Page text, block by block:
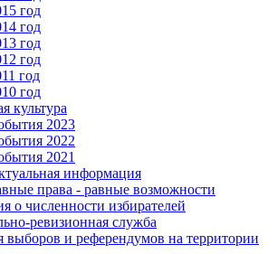
год
год
год
год
год
год
культура
2023
2022
2021
информация
права - равные возможности
о численности избирателей
ревизионная служба
выборов и референдумов на территории